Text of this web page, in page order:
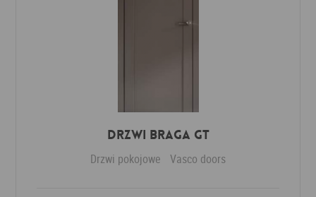
Drzwi Braga GT
Drzwi pokojowe Vasco doors